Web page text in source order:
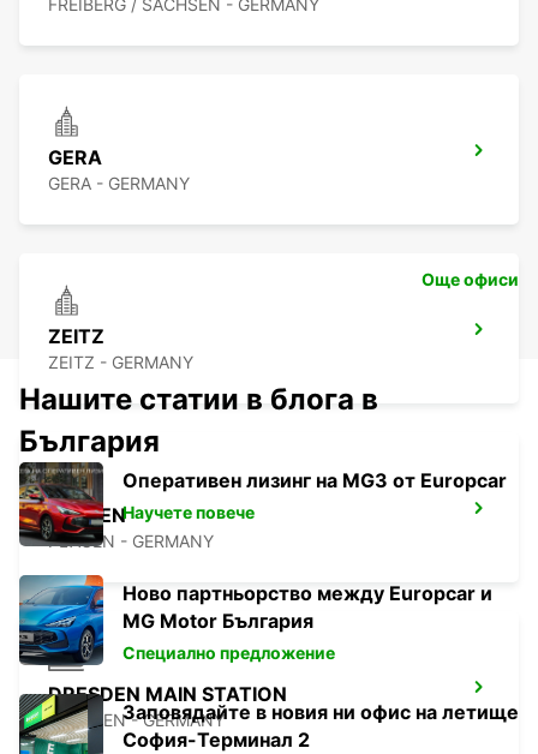
FREIBERG / SACHSEN - GERMANY
GERA
GERA - GERMANY
ZEITZ
ZEITZ - GERMANY
PLAUEN
PLAUEN - GERMANY
DRESDEN MAIN STATION
DRESDEN - GERMANY
Още офиси
Нашите статии в блога в
България
Оперативен лизинг на MG3 от Europcar
Научете повече
Ново партньорство между Europcar и
MG Motor България
Специално предложение
Заповядайте в новия ни офис на летище
София-Терминал 2